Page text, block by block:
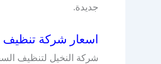
جديدة.
اسعار شركة تنظيف
شركة النخيل لتنظيف